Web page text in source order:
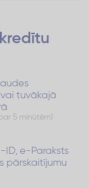
kredītu
tuvākajā
5 minūtēm)
ID, e-Paraksts
pārskaitījumu